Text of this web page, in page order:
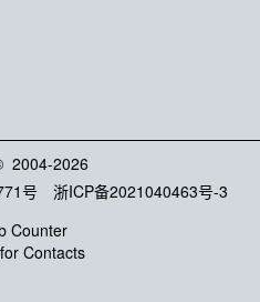
2004-2026
号
浙ICP备2021040463号-3
Contacts